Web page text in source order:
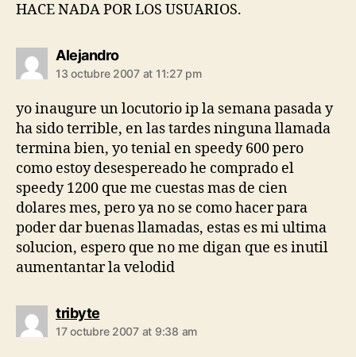
HACE NADA POR LOS USUARIOS.
Alejandrosays:
13 octubre 2007 at 11:27 pm
yo inaugure un locutorio ip la semana pasada y
ha sido terrible, en las tardes ninguna llamada
termina bien, yo tenial en speedy 600 pero
como estoy desespereado he comprado el
speedy 1200 que me cuestas mas de cien
dolares mes, pero ya no se como hacer para
poder dar buenas llamadas, estas es mi ultima
solucion, espero que no me digan que es inutil
aumentantar la velodid
tribytesays:
17 octubre 2007 at 9:38 am